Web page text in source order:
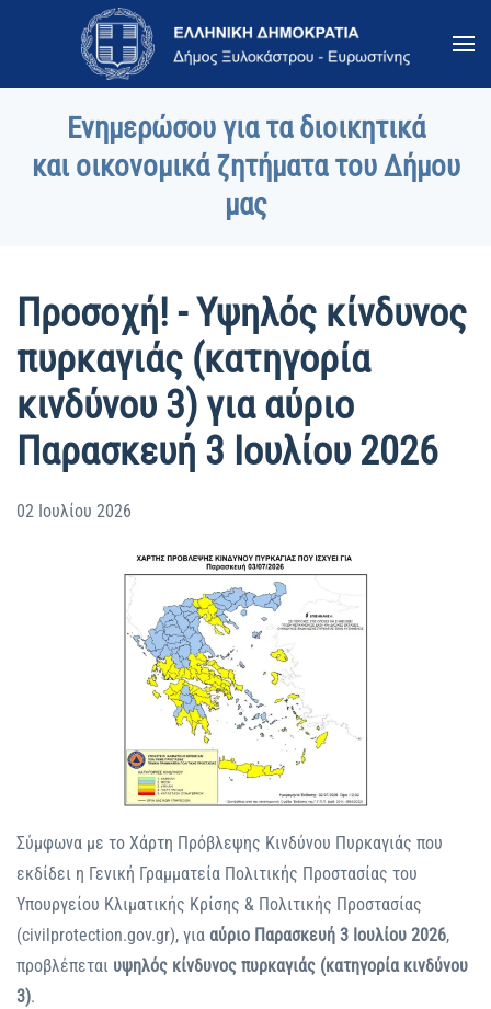
Skip to main content
Ενημερώσου για τα διοικητικά
και οικονομικά ζητήματα του Δήμου
μας
Προσοχή! - Υψηλός κίνδυνος
πυρκαγιάς (κατηγορία
κινδύνου 3) για αύριο
Παρασκευή 3 Ιουλίου 2026
02 Ιουλίου 2026
Σύμφωνα με το Χάρτη Πρόβλεψης Κινδύνου Πυρκαγιάς που
εκδίδει η Γενική Γραμματεία Πολιτικής Προστασίας του
Υπουργείου Κλιματικής Κρίσης & Πολιτικής Προστασίας
(civilprotection.gov.gr), για αύριο Παρασκευή 3 Ιουλίου 2026,
προβλέπεται υψηλός κίνδυνος πυρκαγιάς (κατηγορία κινδύνου
3).